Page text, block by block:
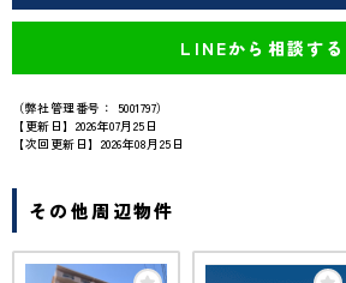
LINEから相談する
（弊社管理番号： 5001797）
【更新日】2026年07月25日
【次回更新日】2026年08月25日
その他周辺物件